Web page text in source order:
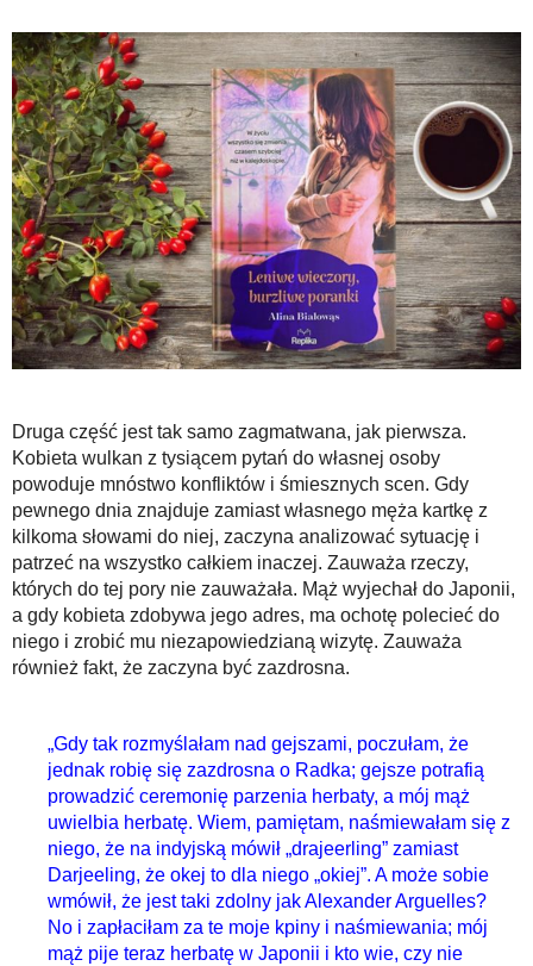
Druga część jest tak samo zagmatwana, jak pierwsza.
Kobieta wulkan z tysiącem pytań do własnej osoby
powoduje mnóstwo konfliktów i śmiesznych scen. Gdy
pewnego dnia znajduje zamiast własnego męża kartkę z
kilkoma słowami do niej, zaczyna analizować sytuację i
patrzeć na wszystko całkiem inaczej. Zauważa rzeczy,
których do tej pory nie zauważała. Mąż wyjechał do Japonii,
a gdy kobieta zdobywa jego adres, ma ochotę polecieć do
niego i zrobić mu niezapowiedzianą wizytę. Zauważa
również fakt, że zaczyna być zazdrosna.
„Gdy tak rozmyślałam nad gejszami, poczułam, że
jednak robię się zazdrosna o Radka; gejsze potrafią
prowadzić ceremonię parzenia herbaty, a mój mąż
uwielbia herbatę. Wiem, pamiętam, naśmiewałam się z
niego, że na indyjską mówił „drajeerling” zamiast
Darjeeling, że okej to dla niego „okiej”. A może sobie
wmówił, że jest taki zdolny jak Alexander Arguelles?
No i zapłaciłam za te moje kpiny i naśmiewania; mój
mąż pije teraz herbatę w Japonii i kto wie, czy nie